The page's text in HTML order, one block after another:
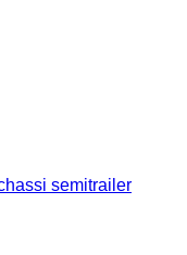
semitrailer